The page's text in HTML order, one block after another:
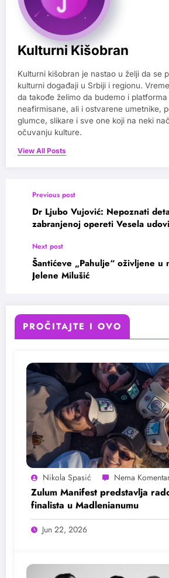
Kulturni Kišobran
Kulturni kišobran je nastao u želji da se
kulturni događaji u Srbiji i regionu.
da takođe želimo da budemo i
neafirmisane, ali i ostvarene umetnike,
glumce, slikare i sve one koji na neki
očuvanju kulture.
View All Posts
Previous post
Dr Ljubo Vujović: Nepoznati
zabranjenoj opereti Vesela
Next post
Šantićeve „Pahulje“ oživljene u
Jelene Milušić
PROČITAJTE I OVO
Nikola Spasić
Zulum Manifest predstavlja
finalista u Madlenianumu
Jun 22, 2026